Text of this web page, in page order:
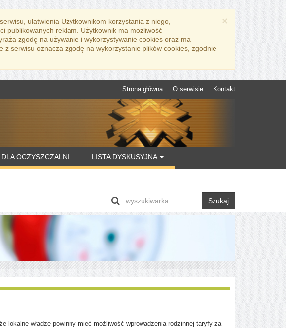
×
ułatwienia Użytkownikom korzystania z niego,
publikowanych reklam. Użytkownik ma możliwość
zgodę na używanie i wykorzystywanie cookies oraz ma
serwisu oznacza zgodę na wykorzystanie plików cookies, zgodnie
Strona główna O serwisie Kontakt
DLA OCZYSZCZALNI LISTA DYSKUSYJNA
Szukaj
lokalne władze powinny mieć możliwość wprowadzenia rodzinnej taryfy za